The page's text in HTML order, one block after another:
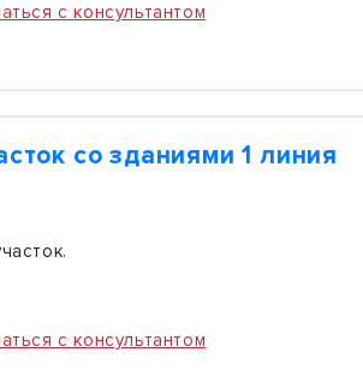
с консультантом
со зданиями 1 линия
с консультантом